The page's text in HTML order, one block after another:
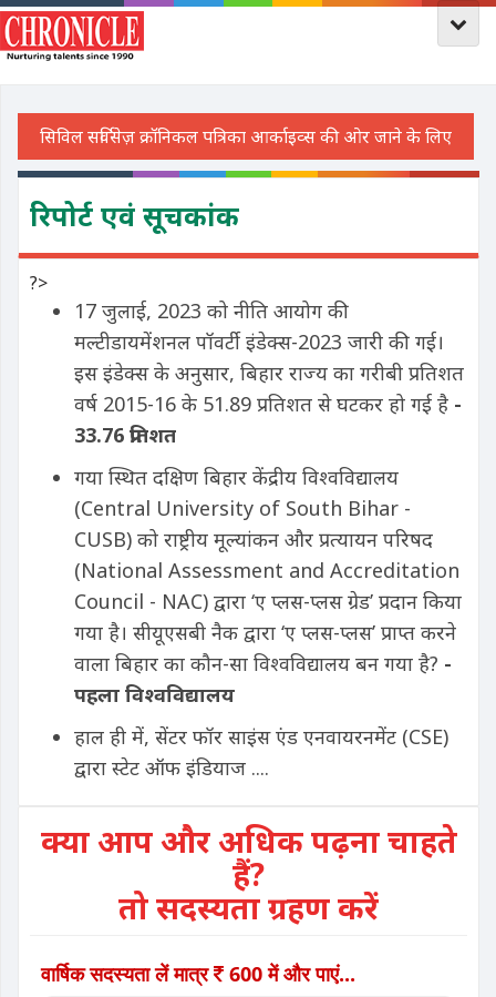
रिपोर्ट एवं सूचकांक
?>
17 जुलाई, 2023 को नीति आयोग की
मल्टीडायमेंशनल पॉवर्टी इंडेक्स-2023 जारी की गई।
इस इंडेक्स के अनुसार, बिहार राज्य का गरीबी प्रतिशत
वर्ष 2015-16 के 51.89 प्रतिशत से घटकर हो गई है -
33.76 प्रतिशत
गया स्थित दक्षिण बिहार केंद्रीय विश्वविद्यालय
(Central University of South Bihar -
CUSB) को राष्ट्रीय मूल्यांकन और प्रत्यायन परिषद
(National Assessment and Accreditation
Council - NAC) द्वारा ‘ए प्लस-प्लस ग्रेड’ प्रदान किया
गया है। सीयूएसबी नैक द्वारा ‘ए प्लस-प्लस’ प्राप्त करने
वाला बिहार का कौन-सा विश्वविद्यालय बन गया है? -
पहला विश्वविद्यालय
हाल ही में, सेंटर फॉर साइंस एंड एनवायरनमेंट (CSE)
द्वारा स्टेट ऑफ इंडियाज ....
क्या आप और अधिक पढ़ना चाहते
हैं?
तो सदस्यता ग्रहण करें
वार्षिक सदस्यता लें मात्र 600 में और पाएं...